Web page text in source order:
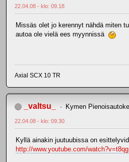
22.04.08 - klo: 09.18
Missäs olet jo kerennyt nähdä miten
autoa ole vielä ees myynnissä
Axial SCX 10 TR
_valtsu_ Kymen
22.04.08 - klo: 09.30
Kyllä ainakin juutuubissa on
http://www.youtube.com/